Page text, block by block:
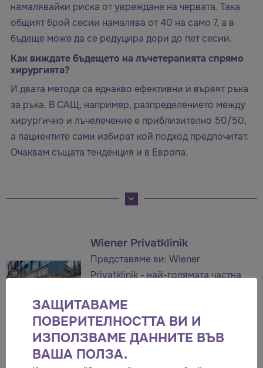
намалявайки риска от увреждане на червата. Така
общият брой сесии намалява от 40 на само 7, а в
бъдеще може да се редуцира дори до пет сесии.
Как виждате бъдещето на лъчетерапията спрямо
хирургията?
И двата метода са еднакво ефективни и вървят ръка
за ръка. В САЩ, например, разпределението между
хирургично и лъчелечение е приблизително 50/50,
а пациентите сами избират кой подход предпочитат.
Очаквам същата тенденция и в Европа.
Wiener Privatklinik
Представяме ви: Wiener
Privatklinik - най-голямата частна
на пациентите си първокласна
медицинска грижа.
ЗАЩИТАВАМЕ
ПОВЕРИТЕЛНОСТТА ВИ И
ИЗПОЛЗВАМЕ ДАННИТЕ ВЪВ
ВАША ПОЛЗА.